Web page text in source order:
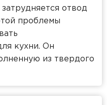
отвод
проблемы
кухни. Он
из твердого
емкость для
насоса
и